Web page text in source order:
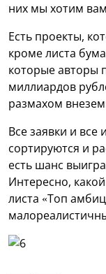
них мы хотим вам
Есть проекты,
кроме листа
которые авторы
миллиардов
размахом
Все заявки и
сортируются и
есть шанс
Интересно,
листа «Топ